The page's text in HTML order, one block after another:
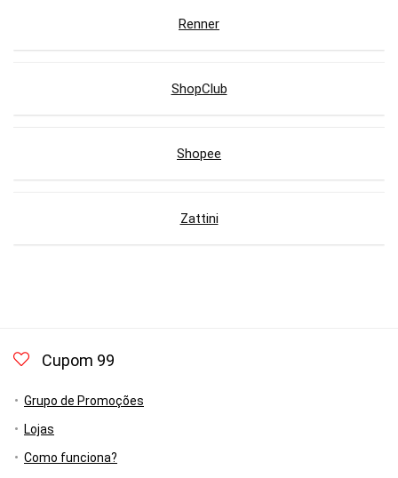
Renner
ShopClub
Shopee
Zattini
Cupom 99
Grupo de Promoções
Lojas
Como funciona?